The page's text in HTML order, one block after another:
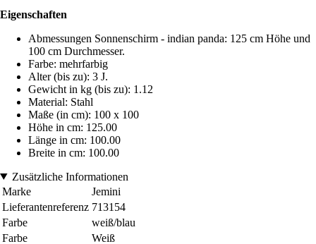
Eigenschaften
Abmessungen Sonnenschirm - indian panda: 125 cm Höhe und
100 cm Durchmesser.
Farbe: mehrfarbig
Alter (bis zu): 3 J.
Gewicht in kg (bis zu): 1.12
Material: Stahl
Maße (in cm): 100 x 100
Höhe in cm: 125.00
Länge in cm: 100.00
Breite in cm: 100.00
Zusätzliche Informationen
Marke
Jemini
Lieferantenreferenz 713154
Farbe
weiß/blau
Farbe
Weiß